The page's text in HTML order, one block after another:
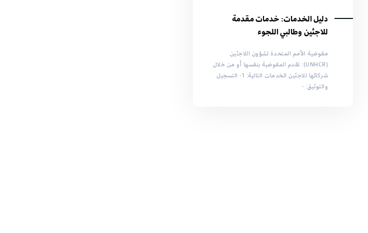
دليل الخدمات: خدمات مقدمة
للاجئين وطالبي اللجوء
مفوضية الأمم المتحدة لشؤون اللاجئين
(UNHCR): تقدم المفوضية بنفسها أو من خلال
شركائها للاجئين الخدمات التالية: 1- التسجيل
والتوثيق: -